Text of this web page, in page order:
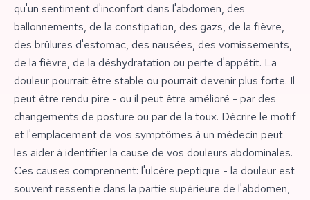
qu'un sentiment d'inconfort dans l'abdomen, des
ballonnements, de la constipation, des gazs, de la fièvre,
des brûlures d'estomac, des nausées, des vomissements,
de la fièvre, de la déshydratation ou perte d'appétit. La
douleur pourrait être stable ou pourrait devenir plus forte. Il
peut être rendu pire - ou il peut être amélioré - par des
changements de posture ou par de la toux. Décrire le motif
et l'emplacement de vos symptômes à un médecin peut
les aider à identifier la cause de vos douleurs abdominales.
Ces causes comprennent: l'ulcère peptique - la douleur est
souvent ressentie dans la partie supérieure de l'abdomen,